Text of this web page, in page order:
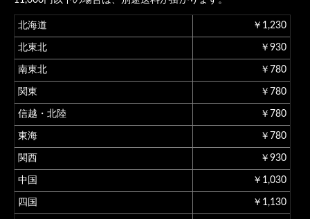
北海道 ￥1,230
北東北 ￥930
南東北 ￥780
関東 ￥780
信越・北陸 ￥780
東海 ￥780
関西 ￥930
中国 ￥1,030
四国 ￥1,130